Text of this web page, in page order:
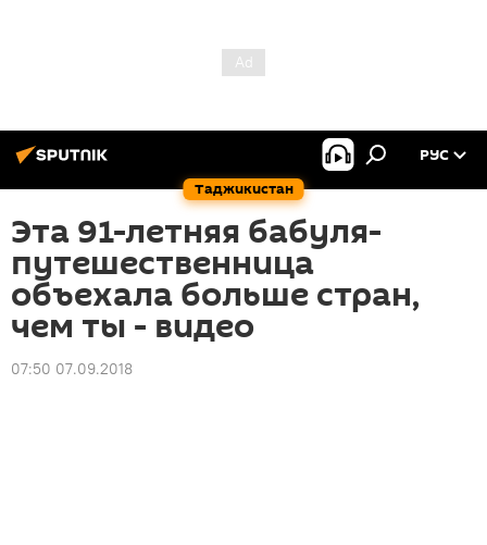
Таджикистан
РУС
Эта 91-летняя бабуля-
путешественница
объехала больше стран,
чем ты - видео
07:50 07.09.2018